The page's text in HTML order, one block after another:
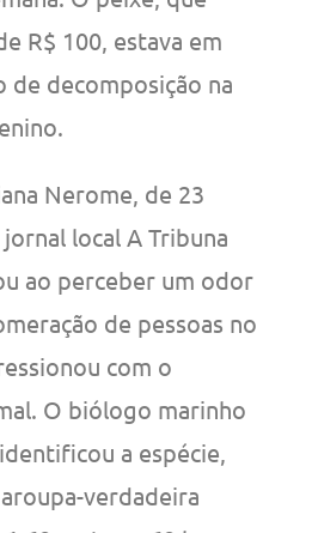
R$ 100, estava em
de decomposição na
Nerome, de 23
local A Tribuna
ao perceber um odor
de pessoas no
com o
O biólogo marinho
a espécie,
verdadeira